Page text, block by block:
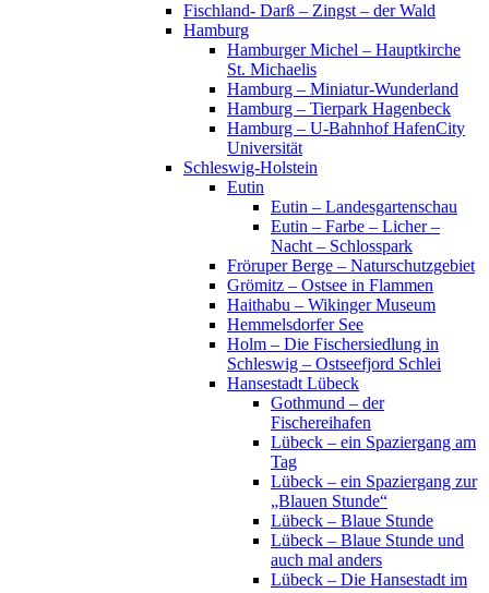
Fischland- Darß – Zingst – der Wald
Hamburg
Hamburger Michel – Hauptkirche
St. Michaelis
Hamburg – Miniatur-Wunderland
Hamburg – Tierpark Hagenbeck
Hamburg – U-Bahnhof HafenCity
Universität
Schleswig-Holstein
Eutin
Eutin – Landesgartenschau
Eutin – Farbe – Licher –
Nacht – Schlosspark
Fröruper Berge – Naturschutzgebiet
Grömitz – Ostsee in Flammen
Haithabu – Wikinger Museum
Hemmelsdorfer See
Holm – Die Fischersiedlung in
Schleswig – Ostseefjord Schlei
Hansestadt Lübeck
Gothmund – der
Fischereihafen
Lübeck – ein Spaziergang am
Tag
Lübeck – ein Spaziergang zur
„Blauen Stunde“
Lübeck – Blaue Stunde
Lübeck – Blaue Stunde und
auch mal anders
Lübeck – Die Hansestadt im